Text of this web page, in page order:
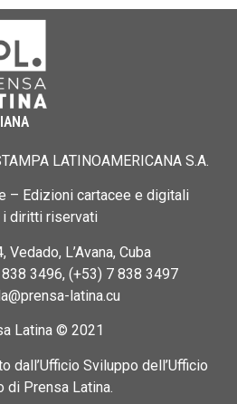
LATINOAMERICANA S.A.
– Edizioni cartacee e digitali
i diritti riservati
Vedado, L’Avana, Cuba
3496, (+53) 7 838 3497
latina.cu
Latina © 2021
dall’Ufficio Sviluppo dell’Ufficio
di Prensa Latina.